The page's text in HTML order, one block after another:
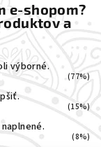
e-shopom?
a
výborné.
(77%)
(15%)
(8%)